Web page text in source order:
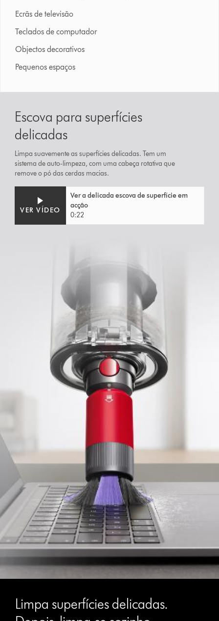
Ecrãs de televisão
Teclados de computador
Objectos decorativos
Pequenos espaços
Escova para superfícies
delicadas
Limpa suavemente as superfícies delicadas. Tem um
sistema de auto-limpeza, com uma cabeça rotativa que
remove o pó das cerdas macias.
Transcript
transcrição
VER VÍDEO
Ver a delicada escova de superfície em
acção
0:22
Limpa superfícies delicadas.